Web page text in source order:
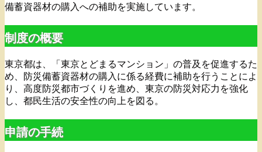
備蓄資器材の購入への補助を実施しています。
制度の概要
東京都は、「東京とどまるマンション」の普及を促進するた
め、防災備蓄資器材の購入に係る経費に補助を行うことによ
り、高度防災都市づくりを進め、東京の防災対応力を強化
し、都民生活の安全性の向上を図る。
申請の手続